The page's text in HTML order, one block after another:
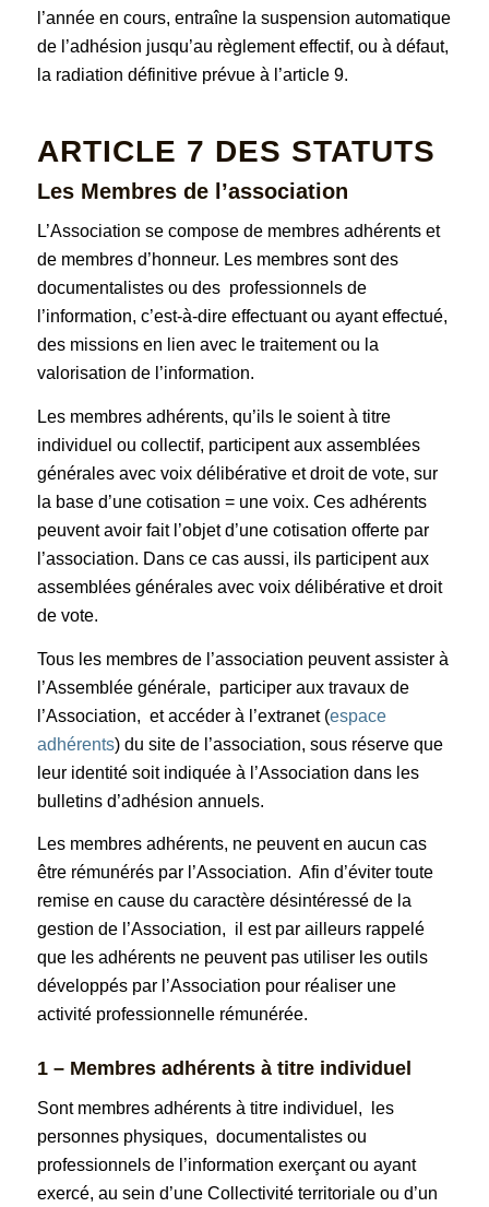
l’année en cours, entraîne la suspension automatique
de l’adhésion jusqu’au règlement effectif, ou à défaut,
la radiation définitive prévue à l’article 9.
ARTICLE 7 DES STATUTS
Les Membres de l’association
L’Association se compose de membres adhérents et
de membres d’honneur. Les membres sont des
documentalistes ou des professionnels de
l’information, c’est-à-dire effectuant ou ayant effectué,
des missions en lien avec le traitement ou la
valorisation de l’information.
Les membres adhérents, qu’ils le soient à titre
individuel ou collectif, participent aux assemblées
générales avec voix délibérative et droit de vote, sur
la base d’une cotisation = une voix. Ces adhérents
peuvent avoir fait l’objet d’une cotisation offerte par
l’association. Dans ce cas aussi, ils participent aux
assemblées générales avec voix délibérative et droit
de vote.
Tous les membres de l’association peuvent assister à
l’Assemblée générale, participer aux travaux de
l’Association, et accéder à l’extranet (espace
adhérents) du site de l’association, sous réserve que
leur identité soit indiquée à l’Association dans les
bulletins d’adhésion annuels.
Les membres adhérents, ne peuvent en aucun cas
être rémunérés par l’Association. Afin d’éviter toute
remise en cause du caractère désintéressé de la
gestion de l’Association, il est par ailleurs rappelé
que les adhérents ne peuvent pas utiliser les outils
développés par l’Association pour réaliser une
activité professionnelle rémunérée.
1 – Membres adhérents à titre individuel
Sont membres adhérents à titre individuel, les
personnes physiques, documentalistes ou
professionnels de l’information exerçant ou ayant
exercé, au sein d’une Collectivité territoriale ou d’un